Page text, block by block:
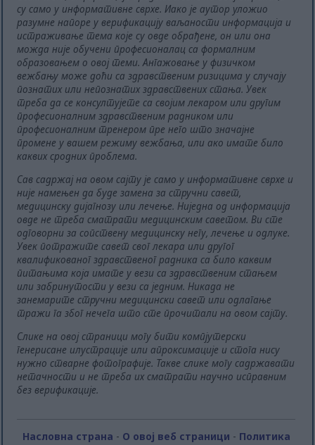
су само у информативне сврхе. Иако је аутор уложио
разумне напоре у верификацију ваљаности информација и
истраживање тема које су овде обрађене, он или она
можда није обучени професионалац са формалним
образовањем о овој теми. Ангажовање у физичком
вежбању може доћи са здравственим ризицима у случају
познатих или непознатих здравствених стања. Увек
треба да се консултујете са својим лекаром или другим
професионалним здравственим радником или
професионалним тренером пре него што значајне
промене у вашем режиму вежбања, или ако имате било
каквих сродних проблема.
Сав садржај на овом сајту је само у информативне сврхе и
није намењен да буде замена за стручни савет,
медицинску дијагнозу или лечење. Ниједна од информација
овде не треба сматрати медицинским саветом. Ви сте
одговорни за сопствену медицинску негу, лечење и одлуке.
Увек потражите савет свог лекара или другог
квалификованог здравственог радника са било каквим
питањима која имате у вези са здравственим стањем
или забринутости у вези са једним. Никада не
занемарите стручни медицински савет или одлагање
тражи га због нечега што сте прочитали на овом сајту.
Слике на овој страници могу бити компјутерски
генерисане илустрације или апроксимације и стога нису
нужно стварне фотографије. Такве слике могу садржавати
нетачности и не треба их сматрати научно исправним
без верификације.
Насловна страна - О овој веб страници - Политика